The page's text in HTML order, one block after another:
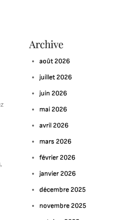
Archive
août 2026
juillet 2026
juin 2026
mai 2026
avril 2026
mars 2026
février 2026
janvier 2026
décembre 2025
novembre 2025